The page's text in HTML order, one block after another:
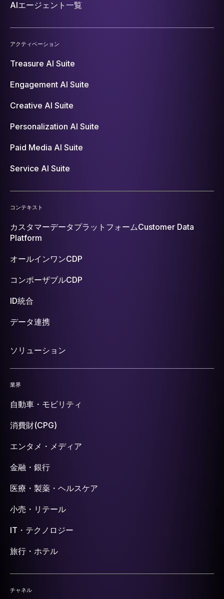
AIエージェント一覧
アクティベーション
Treasure AI Suite
Engagement AI Suite
Creative AI Suite
Personalization AI Suite
Paid Media AI Suite
Service AI Suite
コンテキスト
カスタマーデータプラットフォームCustomer Data
Platform
オールインワンCDP
コンポーザブルCDP
ID統合
データ連携
ソリューション
業界
自動車・モビリティ
消費財(CPG)
エンタメ・メディア
金融・銀行
医療・製薬・ヘルスケア
小売・リテール
IT・テクノロジー
旅行・ホテル
チャネル